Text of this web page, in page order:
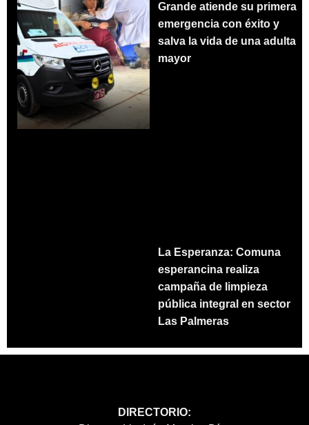
Grande atiende su primera
emergencia con éxito y
salva la vida de una adulta
mayor
La Esperanza: Comuna
esperancina realiza
campaña de limpieza
pública integral en sector
Las Palmeras
DIRECTORIO: